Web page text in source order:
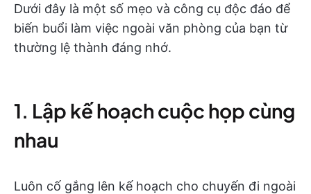
Dưới đây là một số mẹo và công cụ độc đáo để
biến buổi làm việc ngoài văn phòng của bạn từ
thường lệ thành đáng nhớ.
1. Lập kế hoạch cuộc họp cùng
nhau
Luôn cố gắng lên kế hoạch cho chuyến đi ngoài